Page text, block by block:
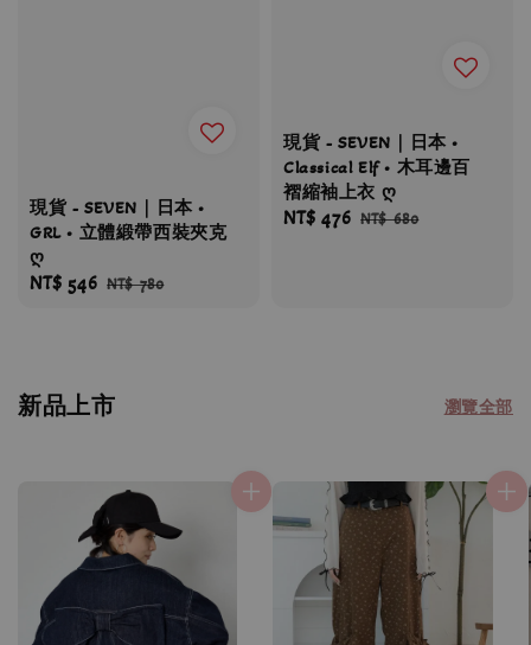
現貨 - SEVEN｜日本 •
GRL • 立體緞帶西裝夾克
ღ
Sale
NT$ 546 Regular
NT$ 780
現貨 - SEVEN｜日本 •
Classical Elf • 木耳邊百
褶縮袖上衣 ღ
Sale
NT$ 476 Regular
NT$ 680
新品上市 瀏覽全部